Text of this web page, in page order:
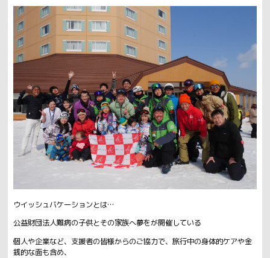
ウイッシュバケーションとは…
公益財団法人難病の子供とその家族へ夢をが開催している
個人や企業など、支援者の皆様からのご協力で、旅行中の身体的ケアや金
銭的な面も含め、